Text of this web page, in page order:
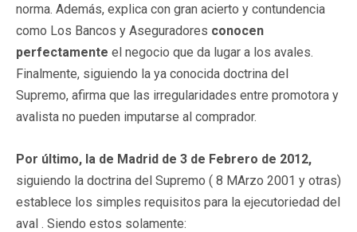
norma. Además, explica con gran acierto y contundencia
como Los Bancos y Aseguradores conocen
perfectamente el negocio que da lugar a los avales.
Finalmente, siguiendo la ya conocida doctrina del
Supremo, afirma que las irregularidades entre promotora y
avalista no pueden imputarse al comprador.
Por último, la de Madrid de 3 de Febrero de 2012,
siguiendo la doctrina del Supremo ( 8 MArzo 2001 y otras)
establece los simples requisitos para la ejecutoriedad del
aval . Siendo estos solamente: